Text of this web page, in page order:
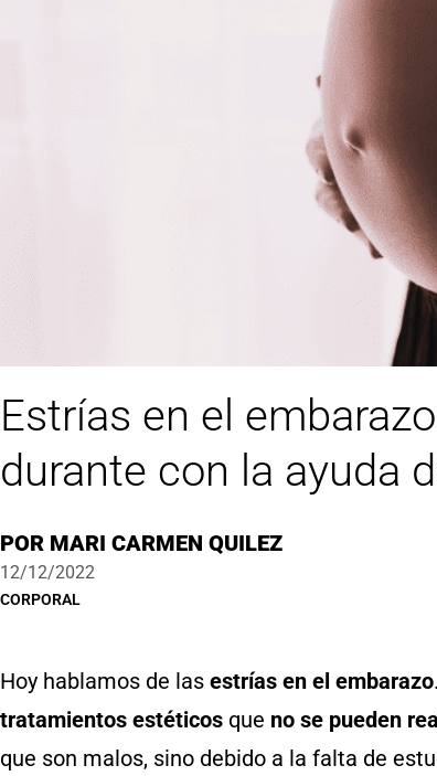
Estrías en el
durante con la ayuda
POR MARI CARMEN QUILEZ
12/12/2022
CORPORAL
Hoy hablamos de las estrías en el embarazo
tratamientos estéticos que no se pueden
que son malos, sino debido a la falta de